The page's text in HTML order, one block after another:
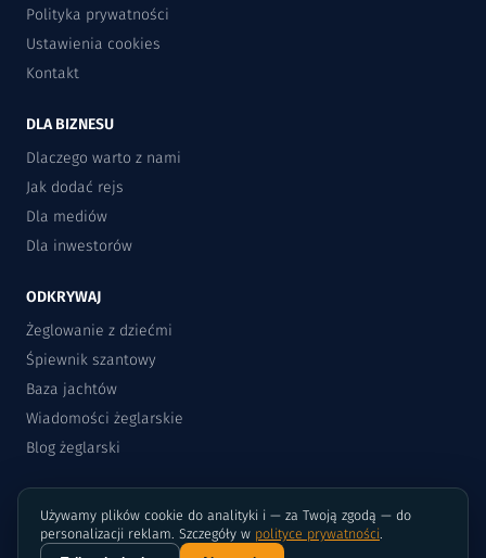
Używamy plików cookie do analityki i — za Twoją zgodą — do
personalizacji reklam. Szczegóły w polityce prywatności.
Polityka prywatności
Ustawienia cookies
Kontakt
DLA BIZNESU
Dlaczego warto z nami
Jak dodać rejs
Dla mediów
Dla inwestorów
ODKRYWAJ
Żeglowanie z dziećmi
Śpiewnik szantowy
Baza jachtów
Wiadomości żeglarskie
Blog żeglarski